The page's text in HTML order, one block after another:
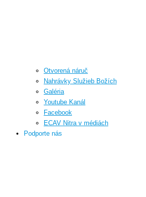
Otvorená náruč
Nahrávky Služieb Božích
Galéria
Youtube Kanál
Facebook
ECAV Nitra v médiách
Podporte nás